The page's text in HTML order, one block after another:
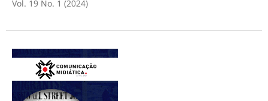
Vol. 19 No. 1 (2024)